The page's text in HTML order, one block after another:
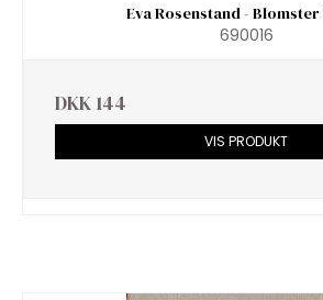
Eva Rosenstand -
690016
DKK 144
VIS PRODUKT